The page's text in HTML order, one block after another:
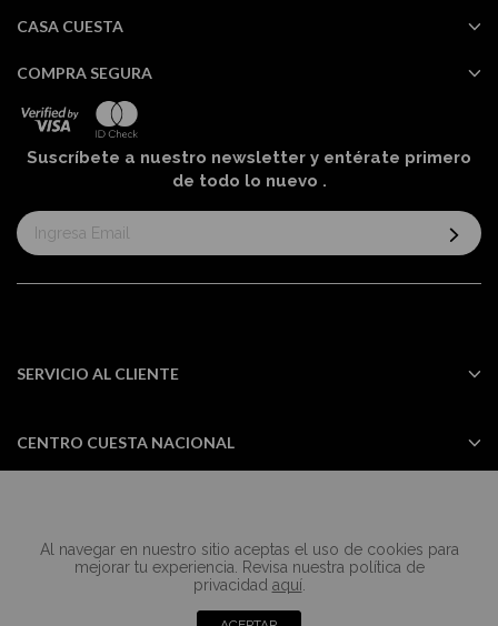
Al navegar en nuestro sitio aceptas el uso de cookies para
mejorar tu experiencia. Revisa nuestra política de
privacidad aquí.
CASA CUESTA
COMPRA SEGURA
Suscríbete a nuestro newsletter y entérate primero
de todo lo nuevo .
Suscríbase
al
informativo:
SERVICIO AL CLIENTE
CENTRO CUESTA NACIONAL
Todos los derechos reservados Casa
Cuesta ©2024